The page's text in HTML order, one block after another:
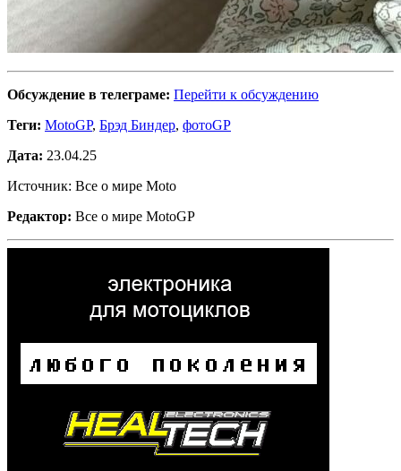
Обсуждение в телеграме: Перейти к обсуждению
Теги: MotoGP, Брэд Биндер, фотоGP
Дата: 23.04.25
Источник: Все о мире Moto
Редактор: Все о мире MotoGP